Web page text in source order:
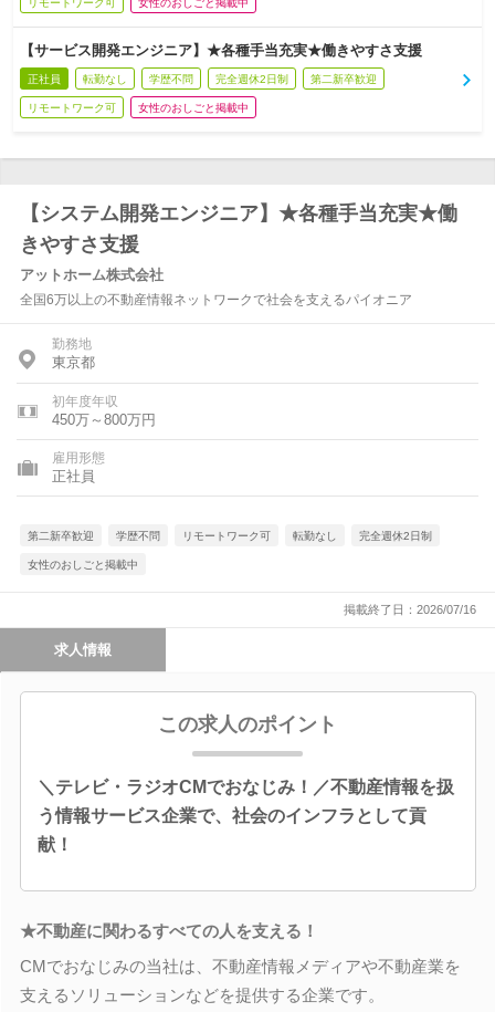
リモートワーク可 女性のおしごと掲載中
【サービス開発エンジニア】★各種手当充実★働きやすさ支援
正社員 転勤なし 学歴不問 完全週休2日制 第二新卒歓迎
リモートワーク可 女性のおしごと掲載中
【システム開発エンジニア】★各種手当充実★働
きやすさ支援
アットホーム株式会社
全国6万以上の不動産情報ネットワークで社会を支えるパイオニア
勤務地
東京都
初年度年収
450万～800万円
雇用形態
正社員
第二新卒歓迎 学歴不問 リモートワーク可 転勤なし 完全週休2日制
女性のおしごと掲載中
掲載終了日：2026/07/16
求人情報
この求人のポイント
＼テレビ・ラジオCMでおなじみ！／不動産情報を扱
う情報サービス企業で、社会のインフラとして貢
献！
★不動産に関わるすべての人を支える！
CMでおなじみの当社は、不動産情報メディアや不動産業を
支えるソリューションなどを提供する企業です。